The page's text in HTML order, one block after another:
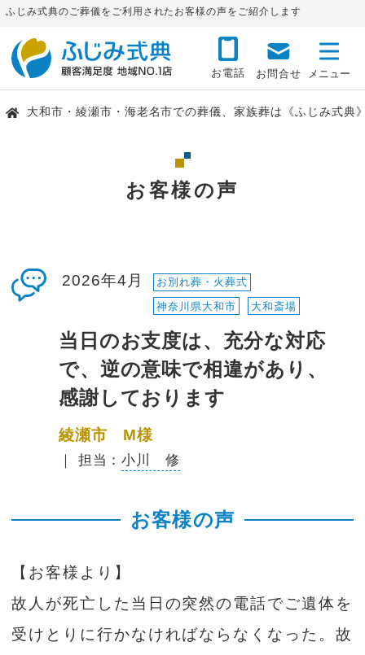
ふじみ式典のご葬儀をご利用されたお客様の声をご紹介します
お電話 お問合せ
大和市・綾瀬市・海老名市での葬儀、家族葬は《ふじみ式典
お客様の声
2026年4月
お別れ葬・火葬式
神奈川県大和市
大和斎場
当日のお支度は、充分な対応
で、逆の意味で相違があり、
感謝しております
綾瀬市 M様
｜ 担当：小川 修
お客様の声
【お客様より】
故人が死亡した当日の突然の電話でご遺体を
受けとりに行かなければならなくなった。故